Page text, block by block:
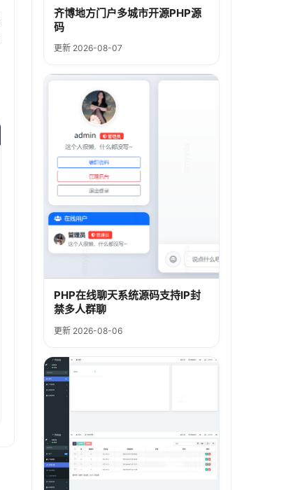
齐博地方门户多城市开源PHP源
码
更新 2026-08-07
PHP在线聊天系统源码支持IP封
禁多人群聊
更新 2026-08-06